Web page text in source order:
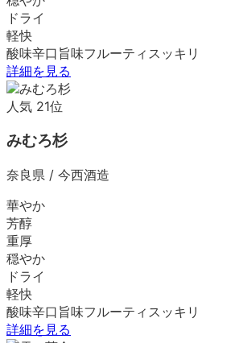
ドライ
軽快
酸味辛口 旨味フルーティ スッキリ
詳細を見る
人気 21位
みむろ杉
奈良県 / 今西酒造
華やか
芳醇
重厚
穏やか
ドライ
軽快
酸味辛口 旨味フルーティ スッキリ
詳細を見る